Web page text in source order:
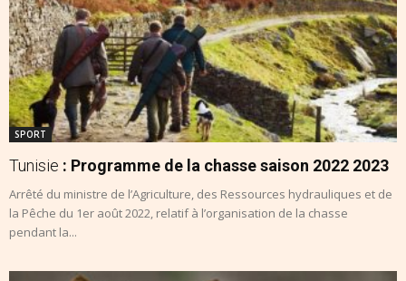
SPORT
Tunisie : Programme de la chasse saison 2022 2023
Arrêté du ministre de l’Agriculture, des Ressources hydrauliques et de
la Pêche du 1er août 2022, relatif à l’organisation de la chasse
pendant la...